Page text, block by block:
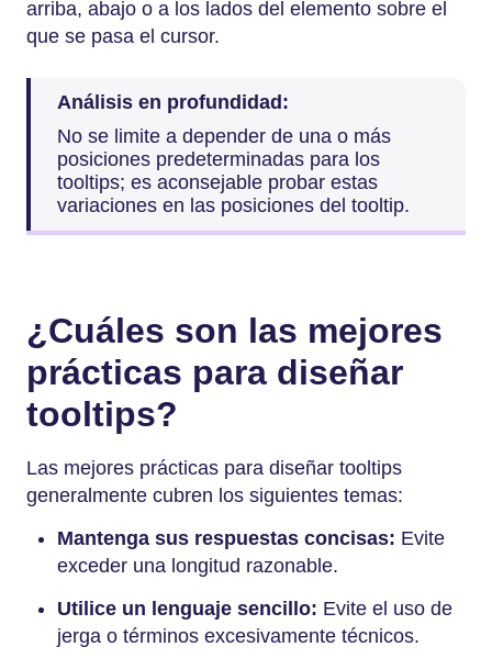
arriba, abajo o a los lados del elemento sobre el
que se pasa el cursor.
Análisis en profundidad:
No se limite a depender de una o más
posiciones predeterminadas para los
tooltips; es aconsejable probar estas
variaciones en las posiciones del tooltip.
¿Cuáles son las mejores
prácticas para diseñar
tooltips?
Las mejores prácticas para diseñar tooltips
generalmente cubren los siguientes temas:
Mantenga sus respuestas concisas: Evite
exceder una longitud razonable.
Utilice un lenguaje sencillo: Evite el uso de
jerga o términos excesivamente técnicos.